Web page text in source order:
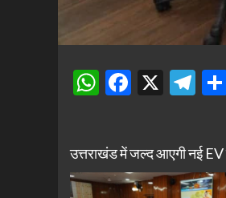
WhatsApp
X
उत्तराखंड में जल्द आएगी नई EV